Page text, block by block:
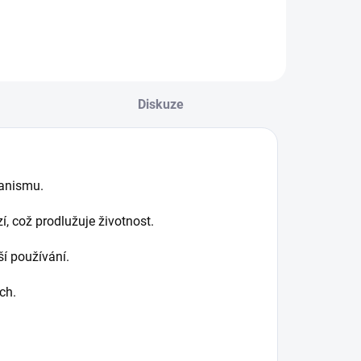
Diskuze
což prodlužuje životnost.
používání.